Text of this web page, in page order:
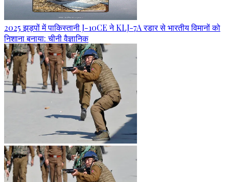
2025 झड़पों में पाकिस्तानी J-10CE ने KLJ-7A रडार से भारतीय विमानों को
निशाना बनाया: चीनी वैज्ञानिक